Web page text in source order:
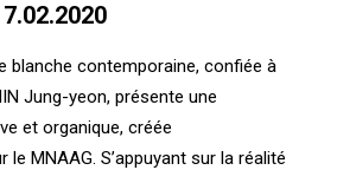
blanche contemporaine, confiée à
Jung-yeon, présente une
et organique, créée
MNAAG. S’appuyant sur la réalité